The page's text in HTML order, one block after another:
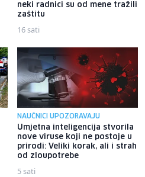
neki radnici su od mene tražili
zaštitu
16 sati
NAUČNICI UPOZORAVAJU
Umjetna inteligencija stvorila
nove viruse koji ne postoje u
prirodi: Veliki korak, ali i strah
od zloupotrebe
5 sati